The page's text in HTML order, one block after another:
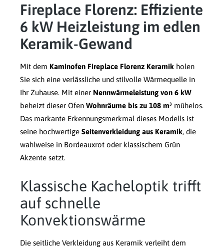
Fireplace Florenz: Effiziente
6 kW Heizleistung im edlen
Keramik-Gewand
Mit dem Kaminofen Fireplace Florenz Keramik holen
Sie sich eine verlässliche und stilvolle Wärmequelle in
Ihr Zuhause. Mit einer Nennwärmeleistung von 6 kW
beheizt dieser Ofen Wohnräume bis zu 108 m³ mühelos.
Das markante Erkennungsmerkmal dieses Modells ist
seine hochwertige Seitenverkleidung aus Keramik, die
wahlweise in Bordeauxrot oder klassischem Grün
Akzente setzt.
Klassische Kacheloptik trifft
auf schnelle
Konvektionswärme
Die seitliche Verkleidung aus Keramik verleiht dem